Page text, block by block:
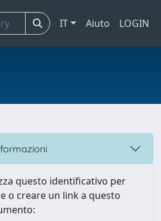
IT Aiuto LOGIN
questo identificativo per
o creare un link a questo